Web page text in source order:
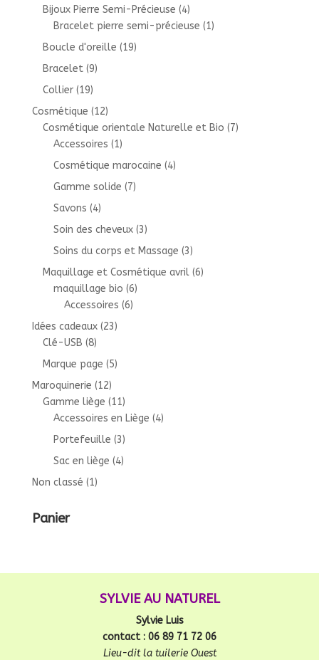
Bijoux Pierre Semi-Précieuse (4)
Bracelet pierre semi-précieuse (1)
Boucle d'oreille (19)
Bracelet (9)
Collier (19)
Cosmétique (12)
Cosmétique orientale Naturelle et Bio (7)
Accessoires (1)
Cosmétique marocaine (4)
Gamme solide (7)
Savons (4)
Soin des cheveux (3)
Soins du corps et Massage (3)
Maquillage et Cosmétique avril (6)
maquillage bio (6)
Accessoires (6)
Idées cadeaux (23)
Clé-USB (8)
Marque page (5)
Maroquinerie (12)
Gamme liège (11)
Accessoires en Liège (4)
Portefeuille (3)
Sac en liège (4)
Non classé (1)
Panier
SYLVIE AU NATUREL
Sylvie Luis
contact : 06 89 71 72 06
Lieu-dit la tuilerie Ouest